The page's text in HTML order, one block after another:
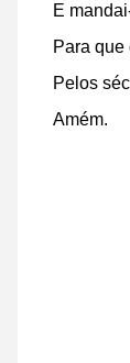
E
Para
Pelos
Amém.